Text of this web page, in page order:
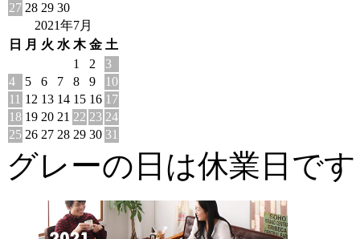
27 28 29 30
2021年7月
日
月 火 水 木 金 土
1
2
3
4
5 6 7 8 9
10
11 12 13 14 15 16 17
18 19 20 21 22 23 24
25 26 27 28 29 30 31
グレーの日は休業日です